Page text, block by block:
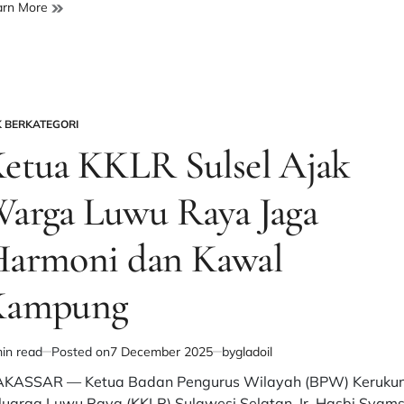
More Wadirut
Palopo,
Pemda
Se-
Raya
Jaga
Kelestarian
Pohon
BERKATEGORI
KKLR Sulsel Ajak
Luwu Raya Jaga
dan Kawal
read Posted on7 December 2025 bygladoil
— Ketua Badan Pengurus Wilayah (BPW)